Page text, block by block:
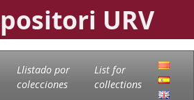
URV
Llistado por
colecciones
List for
collections